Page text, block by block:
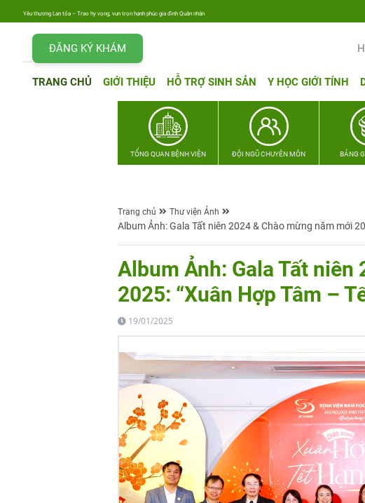
Yêu thương Lan tỏa – Trao hy vọng, vun trọn hạnh phúc gia đình Quân nhân
ĐĂNG KÝ KHÁM
TRANG CHỦ GIỚI THIỆU HỖ TRỢ SINH SẢN Y HỌC GIỚI TÍNH
TỔNG QUAN BỆNH VIỆN ĐỘI NGŨ CHUYÊN MÔN BẢNG
Trang chủ Thư viện Ảnh
Album Ảnh: Gala Tất niên 2024 & Chào mừng năm mới
Album Ảnh: Gala Tất
2025: “Xuân Hợp Tâm –
19/01/2025